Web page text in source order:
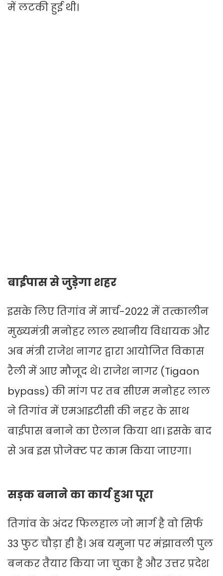
में लटकी हुई थी।
बाईपास से जुड़ेगा शहर
इसके लिए तिगांव में मार्च-2022 में तत्कालीन
मुख्यमंत्री मनोहर लाल स्थानीय विधायक और
अब मंत्री राजेश नागर द्वारा आयोजित विकास
रैली में आए मौजूद थे। राजेश नागर (Tigaon
bypass) की मांग पर तब सीएम मनोहर लाल
ने तिगांव में एमआइटीसी की नहर के साथ
बाईपास बनाने का ऐलान किया था। इसके बाद
से अब इस प्रोजेक्ट पर काम किया जाएगा।
सड़क बनाने का कार्य हुआ पूरा
तिगांव के अंदर फिलहाल जो मार्ग है वो सिर्फ
33 फुट चौड़ा ही है। अब यमुना पर मंझावली पुल
बनकर तैयार किया जा चुका है और उत्तर प्रदेश